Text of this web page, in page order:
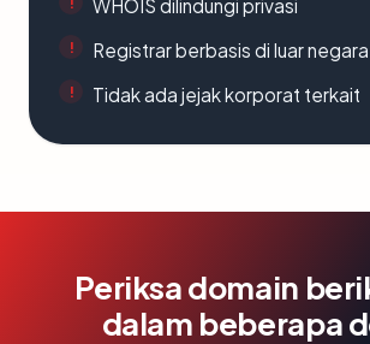
WHOIS dilindungi privasi
Registrar berbasis di luar
Tidak ada jejak korporat terkait
Periksa domain
dalam beberapa